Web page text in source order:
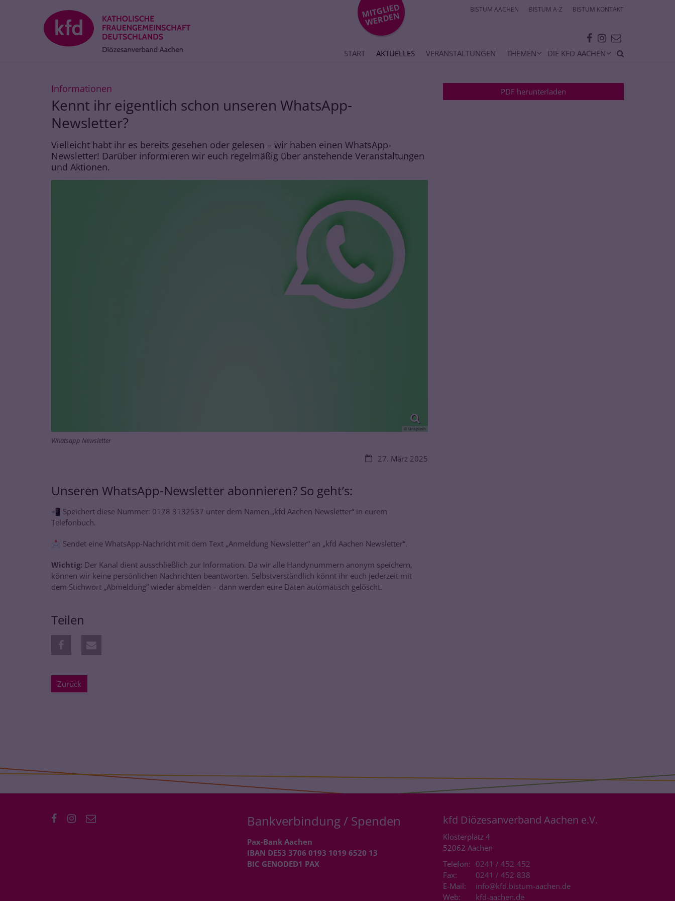
BISTUM AACHEN BISTUM A-Z BISTUM KONTAKT
START AKTUELLES VERANSTALTUNGEN THEMEN DIE KFD AACHEN
MIT
GLIE
D
WE
R
DE
N
Informationen
Kennt ihr eigentlich schon unseren WhatsApp-
Newsletter?
Vielleicht habt ihr es bereits gesehen oder gelesen – wir haben einen WhatsApp-
Newsletter! Darüber informieren wir euch regelmäßig über anstehende Veranstaltungen
und Aktionen.
© Unsplash
Whatsapp Newsletter
Datum:27. März 2025
Unseren WhatsApp-Newsletter abonnieren? So geht’s:
📲 Speichert diese Nummer: 0178 3132537 unter dem Namen „kfd Aachen Newsletter“ in eurem
Telefonbuch.
📩 Sendet eine WhatsApp-Nachricht mit dem Text „Anmeldung Newsletter“ an „kfd Aachen Newsletter“.
Wichtig: Der Kanal dient ausschließlich zur Information. Da wir alle Handynummern anonym speichern,
können wir keine persönlichen Nachrichten beantworten. Selbstverständlich könnt ihr euch jederzeit mit
dem Stichwort „Abmeldung“ wieder abmelden – dann werden eure Daten automatisch gelöscht.
PDF herunterladen
Teilen
Zurück
Bankverbindung / Spenden
Pax-Bank Aachen
IBAN DE53 3706 0193 1019 6520 13
BIC GENODED1 PAX
kfd Diözesanverband Aachen e.V.
Klosterplatz 4
52062 Aachen
Telefon: 0241 / 452-452
Fax:
0241 / 452-838
E-Mail:
info@kfd.bistum-aachen.de
Web:
kfd-aachen.de